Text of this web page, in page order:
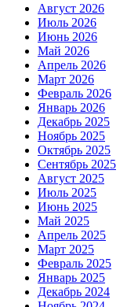
Август 2026
Июль 2026
Июнь 2026
Май 2026
Апрель 2026
Март 2026
Февраль 2026
Январь 2026
Декабрь 2025
Ноябрь 2025
Октябрь 2025
Сентябрь 2025
Август 2025
Июль 2025
Июнь 2025
Май 2025
Апрель 2025
Март 2025
Февраль 2025
Январь 2025
Декабрь 2024